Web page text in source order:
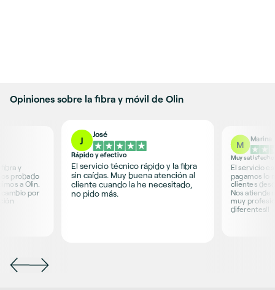
Opiniones sobre la fibra y móvil de Olin
y
probado
a Olin.
por
J
José
Rápido y efectivo
El servicio técnico rápido y la fibra
sin caídas. Muy buena atención al
cliente cuando la he necesitado,
no pido más.
M
Marina
Muy
El servicio
pagamos lo
clientes
Nos
muy
diferentes!!